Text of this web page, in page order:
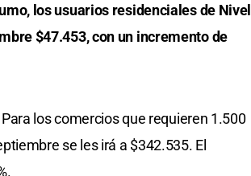
los usuarios residenciales de Nivel
$47.453, con un incremento de
los comercios que requieren 1.500
se les irá a $342.535. El